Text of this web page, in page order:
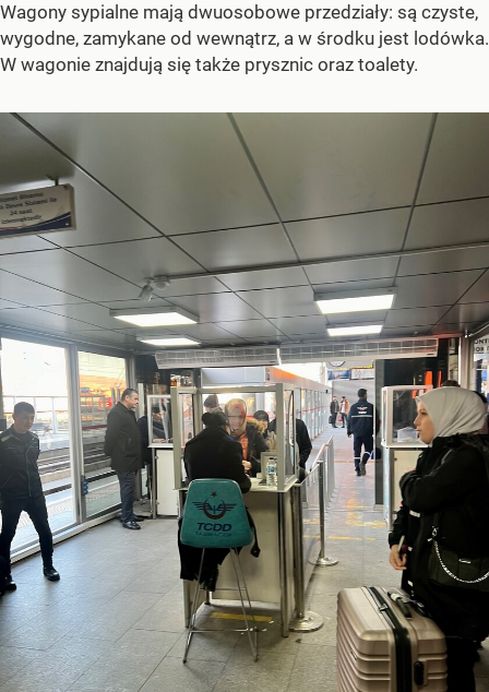
Wagony sypialne mają dwuosobowe przedziały: są czyste,
wygodne, zamykane od wewnątrz, a w środku jest lodówka.
W wagonie znajdują się także prysznic oraz toalety.